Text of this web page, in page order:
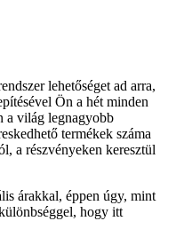
lehetőséget ad arra,
Ön a hét minden
a világ legnagyobb
termékek száma
a részvényeken keresztül
árakkal, éppen úgy, mint
hogy itt